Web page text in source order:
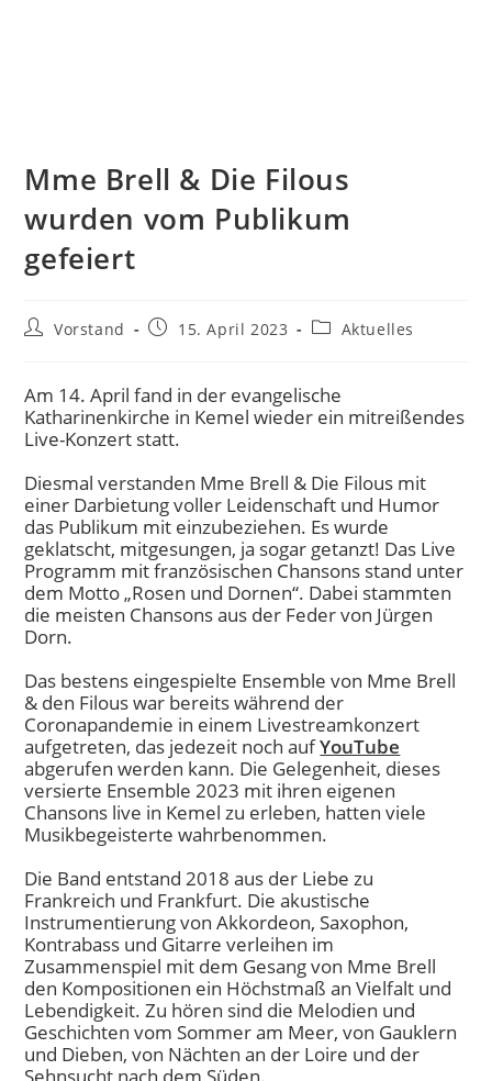
Mme Brell & Die Filous
wurden vom Publikum
gefeiert
Vorstand 15. April 2023 Aktuelles
Am 14. April fand in der evangelische
Katharinenkirche in Kemel wieder ein mitreißendes
Live-Konzert statt.
Diesmal verstanden Mme Brell & Die Filous mit
einer Darbietung voller Leidenschaft und Humor
das Publikum mit einzubeziehen. Es wurde
geklatscht, mitgesungen, ja sogar getanzt! Das Live
Programm mit französischen Chansons stand unter
dem Motto „Rosen und Dornen“. Dabei stammten
die meisten Chansons aus der Feder von Jürgen
Dorn.
Das bestens eingespielte Ensemble von Mme Brell
& den Filous war bereits während der
Coronapandemie in einem Livestreamkonzert
aufgetreten, das jedezeit noch aufYouTube
abgerufen werden kann. Die Gelegenheit, dieses
versierte Ensemble 2023 mit ihren eigenen
Chansons live in Kemel zu erleben, hatten viele
Musikbegeisterte wahrbenommen.
Die Band entstand 2018 aus der Liebe zu
Frankreich und Frankfurt. Die akustische
Instrumentierung von Akkordeon, Saxophon,
Kontrabass und Gitarre verleihen im
Zusammenspiel mit dem Gesang von Mme Brell
den Kompositionen ein Höchstmaß an Vielfalt und
Lebendigkeit. Zu hören sind die Melodien und
Geschichten vom Sommer am Meer, von Gauklern
und Dieben, von Nächten an der Loire und der